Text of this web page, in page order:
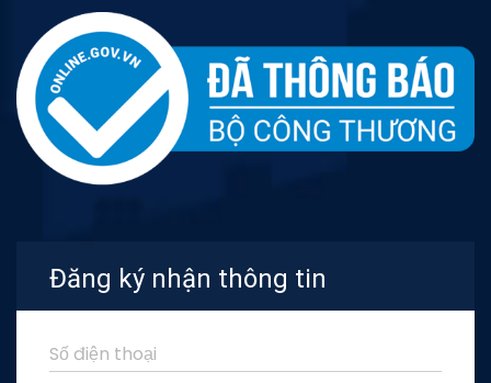
Đăng ký nhận thông tin